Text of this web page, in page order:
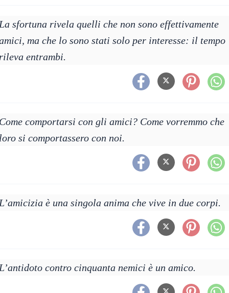
sfortuna rivela quelli che non sono effettivamente
ma che lo sono stati solo per interesse: il tempo
entrambi.
comportarsi con gli amici? Come vorremmo che
si comportassero con noi.
è una singola anima che vive in due corpi.
contro cinquanta nemici è un amico.